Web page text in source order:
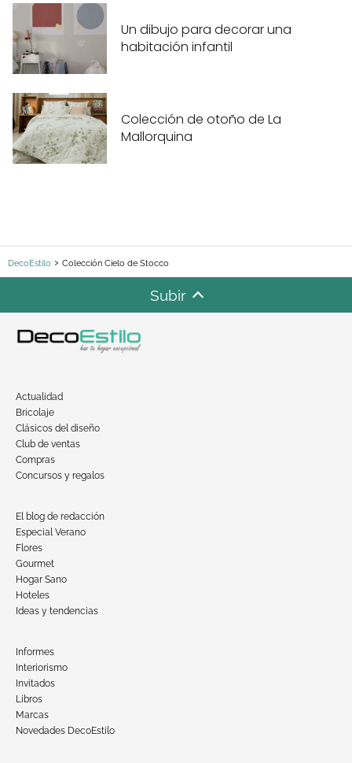
Un dibujo para decorar una
habitación infantil
Colección de otoño de La
Mallorquina
DecoEstilo Colección Cielo de Stocco
Subir
Actualidad
Bricolaje
Clásicos del diseño
Club de ventas
Compras
Concursos y regalos
El blog de redacción
Especial Verano
Flores
Gourmet
Hogar Sano
Hoteles
Ideas y tendencias
Informes
Interiorismo
Invitados
Libros
Marcas
Novedades DecoEstilo